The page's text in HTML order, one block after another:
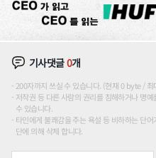
기사댓글0개
200자까지 쓰실 수 있습니다. (현재 0 byte /
저작권 등 다른 사람의 권리를 침해하거나 명
수 있습니다.
타인에게 불쾌감을 주는 욕설 등 비하하는 단
단에 의해 삭제 합니다.